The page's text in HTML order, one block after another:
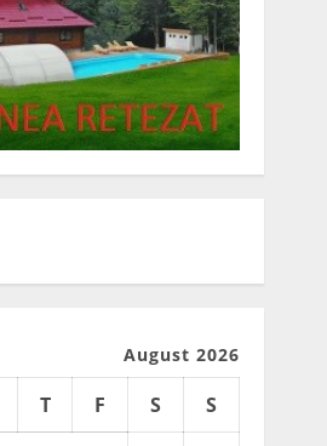
August 2026
T F S
S